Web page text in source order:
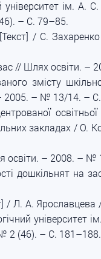
університет ім. А.
– С. 79–85.
/ С.
// Шлях освіти.
змісту
– 2005. – № 13/14. –
освітньої
закладах / О.
освіти. – 2008. –
дошкільнят на
Л. А. Ярославцева //
університет
2 (46). – С. 181–188.